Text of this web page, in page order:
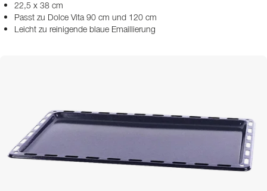
22,5 x 38 cm
Passt zu Dolce Vita 90 cm und 120 cm
Leicht zu reinigende blaue Emaillierung